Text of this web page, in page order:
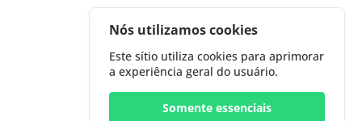
Nós utilizamos cookies
Este sítio utiliza cookies para aprimorar
a experiência geral do usuário.
Somente essenciais